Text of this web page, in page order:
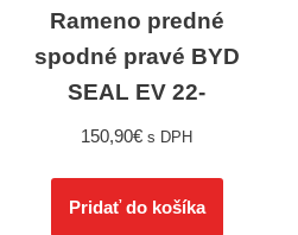
Rameno predné
spodné pravé BYD
SEAL EV 22-
150,90€ s DPH
Pridať do košíka